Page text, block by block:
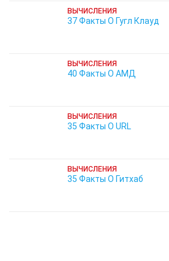
ВЫЧИСЛЕНИЯ
37 Факты О Гугл Клауд
ВЫЧИСЛЕНИЯ
40 Факты О АМД
ВЫЧИСЛЕНИЯ
35 Факты О URL
ВЫЧИСЛЕНИЯ
35 Факты О Гитхаб